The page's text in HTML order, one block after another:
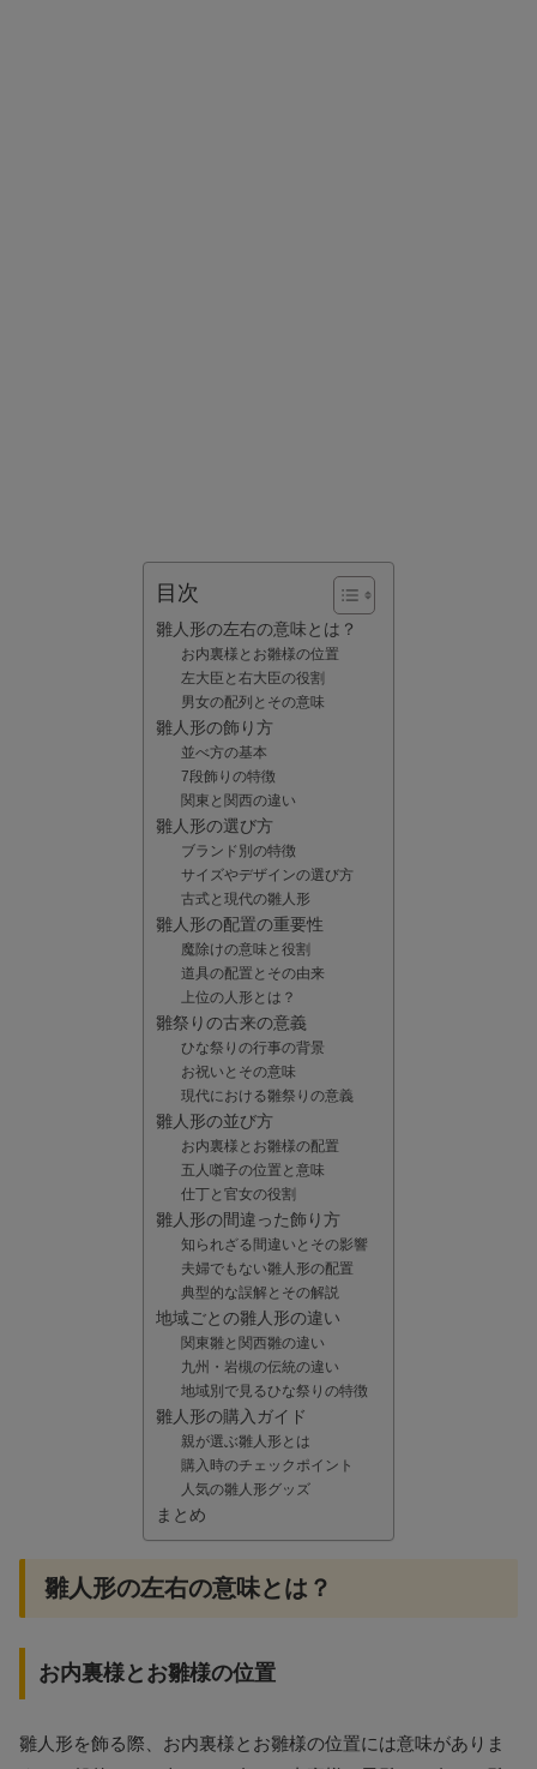
目次
雛人形の左右の意味とは？
お内裏様とお雛様の位置
左大臣と右大臣の役割
男女の配列とその意味
雛人形の飾り方
並べ方の基本
7段飾りの特徴
関東と関西の違い
雛人形の選び方
ブランド別の特徴
サイズやデザインの選び方
古式と現代の雛人形
雛人形の配置の重要性
魔除けの意味と役割
道具の配置とその由来
上位の人形とは？
雛祭りの古来の意義
ひな祭りの行事の背景
お祝いとその意味
現代における雛祭りの意義
雛人形の並び方
お内裏様とお雛様の配置
五人囃子の位置と意味
仕丁と官女の役割
雛人形の間違った飾り方
知られざる間違いとその影響
夫婦でもない雛人形の配置
典型的な誤解とその解説
地域ごとの雛人形の違い
関東雛と関西雛の違い
九州・岩槻の伝統の違い
地域別で見るひな祭りの特徴
雛人形の購入ガイド
親が選ぶ雛人形とは
購入時のチェックポイント
人気の雛人形グッズ
まとめ
雛人形の左右の意味とは？
お内裏様とお雛様の位置
雛人形を飾る際、お内裏様とお雛様の位置には意味がありま